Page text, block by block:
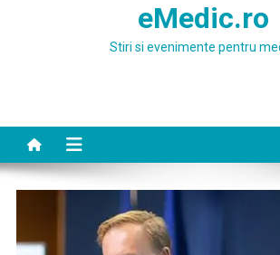
eMedic.ro
Stiri si evenimente pentru